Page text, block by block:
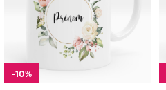
-10%